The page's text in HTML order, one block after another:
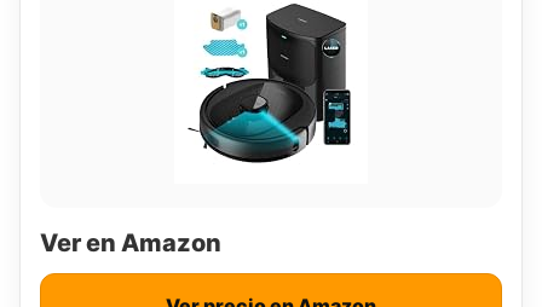
Ver en Amazon